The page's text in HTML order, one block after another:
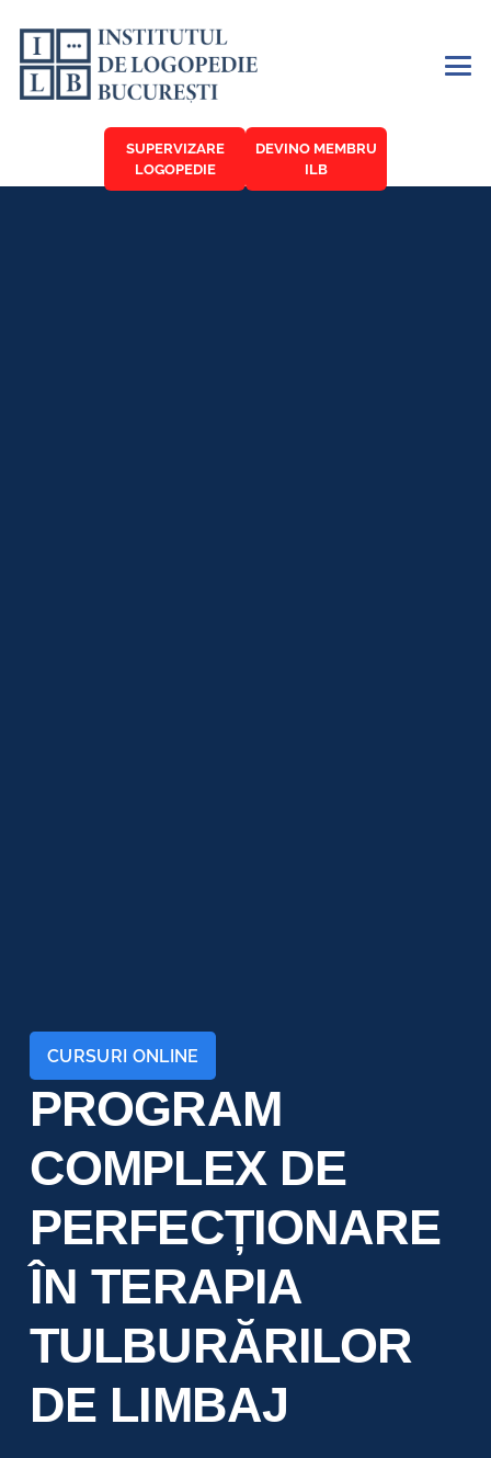
SUPERVIZARE
LOGOPEDIE
DEVINO MEMBRU
ILB
CURSURI ONLINE
PROGRAM
COMPLEX DE
PERFECȚIONARE
ÎN TERAPIA
TULBURĂRILOR
DE LIMBAJ